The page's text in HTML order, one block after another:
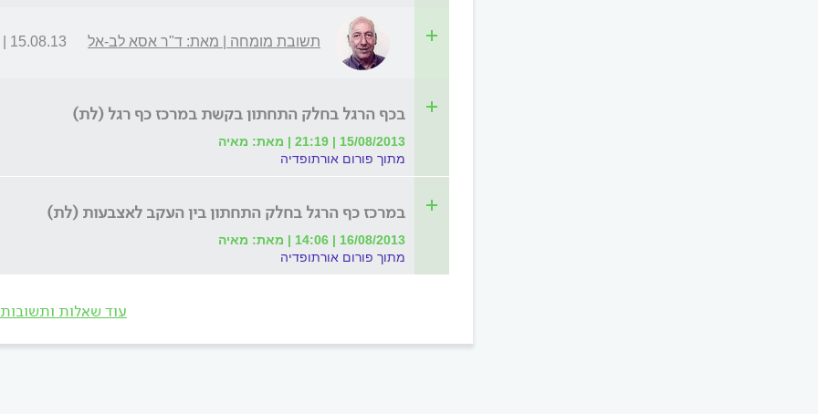
תשובת מומחה | מאת: ד"ר אסא לב-אל 15.08.13 | 08:15
בכף הרגל בחלק התחתון בקשת במרכז כף רגל (לת)
15/08/2013 | 21:19 | מאת: מאיה
מתוך פורום אורתופדיה
במרכז כף הרגל בחלק התחתון בין העקב לאצבעות (לת)
16/08/2013 | 14:06 | מאת: מאיה
מתוך פורום אורתופדיה
עוד שאלות ותשובות